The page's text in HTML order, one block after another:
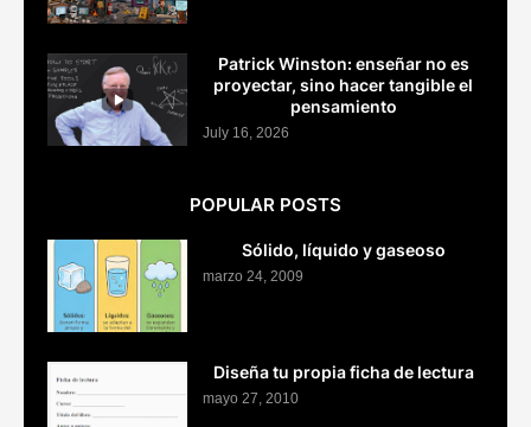
Patrick Winston: enseñar no es
proyectar, sino hacer tangible el
pensamiento
July 16, 2026
POPULAR POSTS
Sólido, líquido y gaseoso
marzo 24, 2009
Diseña tu propia ficha de lectura
mayo 27, 2010